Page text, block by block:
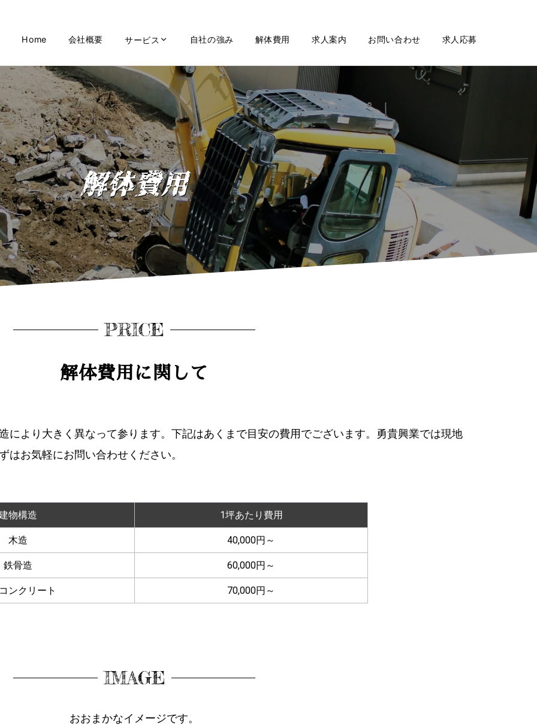
Home 会社概要 サービス 自社の強み 解体費用 求人案内 お問い合わせ 求人応募
解体費用
PRICE
解体費用に関して
により大きく異なって参ります。下記はあくまで目安の費用でございます。勇貴興業では現地
はお気軽にお問い合わせください。
物構造 1坪あたり費用
木造 40,000円～
鉄骨造 60,000円～
ンクリート 70,000円～
IMAGE
おおまかなイメージです。